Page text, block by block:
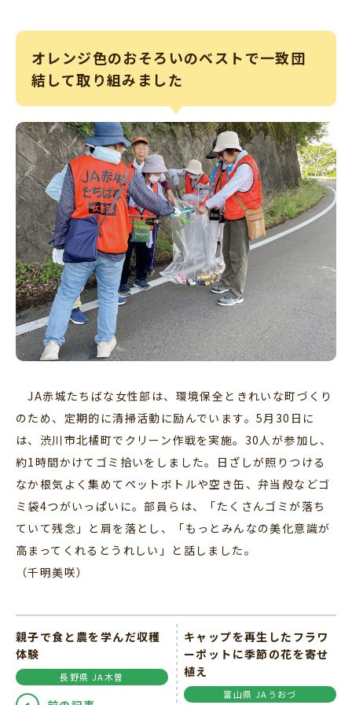
オレンジ色のおそろいのベストで一致団
結して取り組みました
JA赤城たちばな女性部は、環境保全ときれいな町づくり
のため、定期的に清掃活動に励んでいます。5月30日に
は、渋川市北橘町でクリーン作戦を実施。30人が参加し、
約1時間かけてゴミ拾いをしました。日ざしが照りつける
なか根気よく集めてペットボトルや空き缶、弁当殻などゴ
ミ袋4つがいっぱいに。部員らは、「たくさんゴミが落ち
ていて残念」と肩を落とし、「もっとみんなの美化意識が
高まってくれるとうれしい」と話しました。
（千明美咲）
親子で食と農を学んだ収穫
体験
長野県 JA木曽
キャップを再生したフラワ
ーポットに季節の花を寄せ
植え
富山県 JAうおづ